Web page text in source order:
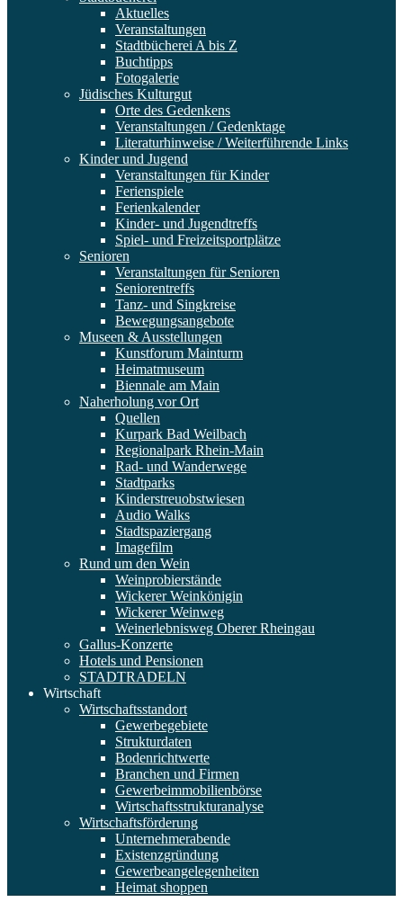
Aktuelles
Veranstaltungen
Stadtbücherei A bis Z
Buchtipps
Fotogalerie
Jüdisches Kulturgut
Orte des Gedenkens
Veranstaltungen / Gedenktage
Literaturhinweise / Weiterführende Links
Kinder und Jugend
Veranstaltungen für Kinder
Ferienspiele
Ferienkalender
Kinder- und Jugendtreffs
Spiel- und Freizeitsportplätze
Senioren
Veranstaltungen für Senioren
Seniorentreffs
Tanz- und Singkreise
Bewegungsangebote
Museen & Ausstellungen
Kunstforum Mainturm
Heimatmuseum
Biennale am Main
Naherholung vor Ort
Quellen
Kurpark Bad Weilbach
Regionalpark Rhein-Main
Rad- und Wanderwege
Stadtparks
Kinderstreuobstwiesen
Audio Walks
Stadtspaziergang
Imagefilm
Rund um den Wein
Weinprobierstände
Wickerer Weinkönigin
Wickerer Weinweg
Weinerlebnisweg Oberer Rheingau
Gallus-Konzerte
Hotels und Pensionen
STADTRADELN
Wirtschaft
Wirtschaftsstandort
Gewerbegebiete
Strukturdaten
Bodenrichtwerte
Branchen und Firmen
Gewerbeimmobilienbörse
Wirtschaftsstrukturanalyse
Wirtschaftsförderung
Unternehmerabende
Existenzgründung
Gewerbeangelegenheiten
Heimat shoppen